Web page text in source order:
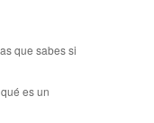
que sabes si
es un